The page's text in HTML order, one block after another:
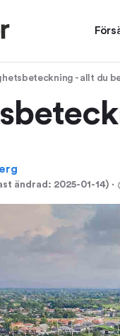
- allt du
ändrad: 2025-01-14) ⋅